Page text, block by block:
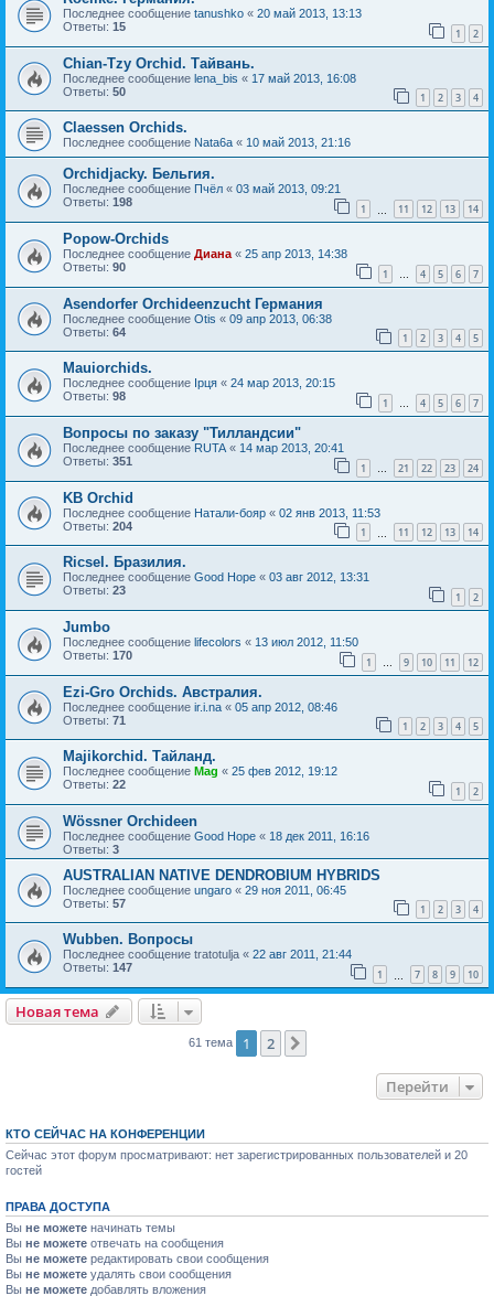
Последнее сообщение tanushko « 20 май 2013, 13:13
Ответы: 15 1 2
Chian-Tzy Orchid. Тайвань.
Последнее сообщение lena_bis « 17 май 2013, 16:08
Ответы: 50 1 2 3 4
Claessen Orchids.
Последнее сообщение Nata6a « 10 май 2013, 21:16
Orchidjacky. Бельгия.
Последнее сообщение Пчёл « 03 май 2013, 09:21
Ответы: 198 1 11 12 13 14
Popow-Orchids
Последнее сообщение Диана « 25 апр 2013, 14:38
Ответы: 90 1 … 4 5 6 7
Asendorfer Orchideenzucht Германия
Последнее сообщение Otis « 09 апр 2013, 06:38
Ответы: 64 1 2 3 4 5
Mauiorchids.
Последнее сообщение Ірця « 24 мар 2013, 20:15
Ответы: 98 1 … 4 5 6 7
Вопросы по заказу "Тилландсии"
Последнее сообщение RUTA « 14 мар 2013, 20:41
Ответы: 351 1 … 21 22 23 24
KB Orchid
Последнее сообщение Натали-бояр « 02 янв 2013, 11:53
Ответы: 204 1 11 12 13 14
Ricsel. Бразилия.
Последнее сообщение Good Hope « 03 авг 2012, 13:31
Ответы: 23 1 2
Jumbo
Последнее сообщение lifecolors « 13 июл 2012, 11:50
Ответы: 170 1 … 9 10 11 12
Ezi-Gro Orchids. Австралия.
Последнее сообщение ir.i.na « 05 апр 2012, 08:46
Ответы: 71 1 2 3 4 5
Majikorchid. Тайланд.
Последнее сообщение Mag « 25 фев 2012, 19:12
Ответы: 22 1 2
Wössner Orchideen
Последнее сообщение Good Hope « 18 дек 2011, 16:16
Ответы: 3
AUSTRALIAN NATIVE DENDROBIUM HYBRIDS
Последнее сообщение ungaro « 29 ноя 2011, 06:45
Ответы: 57 1 2 3 4
Wubben. Вопросы
Последнее сообщение tratotulja « 22 авг 2011, 21:44
Ответы: 147 1 7 8 9 10
Новая тема
61 тема 1 2
Перейти
КТО СЕЙЧАС НА КОНФЕРЕНЦИИ
Сейчас этот форум просматривают: нет зарегистрированных пользователей и 20
гостей
ПРАВА ДОСТУПА
Вы не можете начинать темы
Вы не можете отвечать на сообщения
Вы не можете редактировать свои сообщения
Вы не можете удалять свои сообщения
Вы не можете добавлять вложения